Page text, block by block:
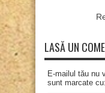
LASĂ UN
E-mailul tău nu
sunt marcate cu: